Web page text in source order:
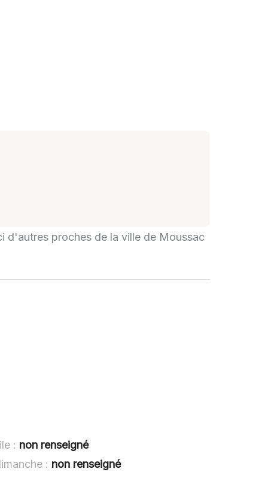
d'autres proches de la ville de Moussac
: non renseigné
: non renseigné